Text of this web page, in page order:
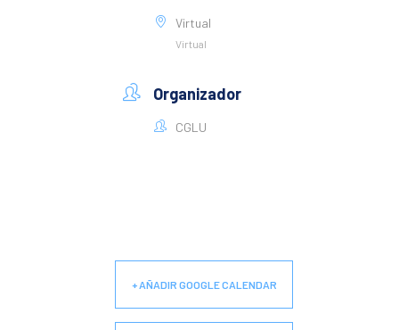
Virtual
Virtual
Organizador
CGLU
+ AÑADIR GOOGLE CALENDAR